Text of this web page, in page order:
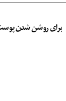
برای روشن شدن